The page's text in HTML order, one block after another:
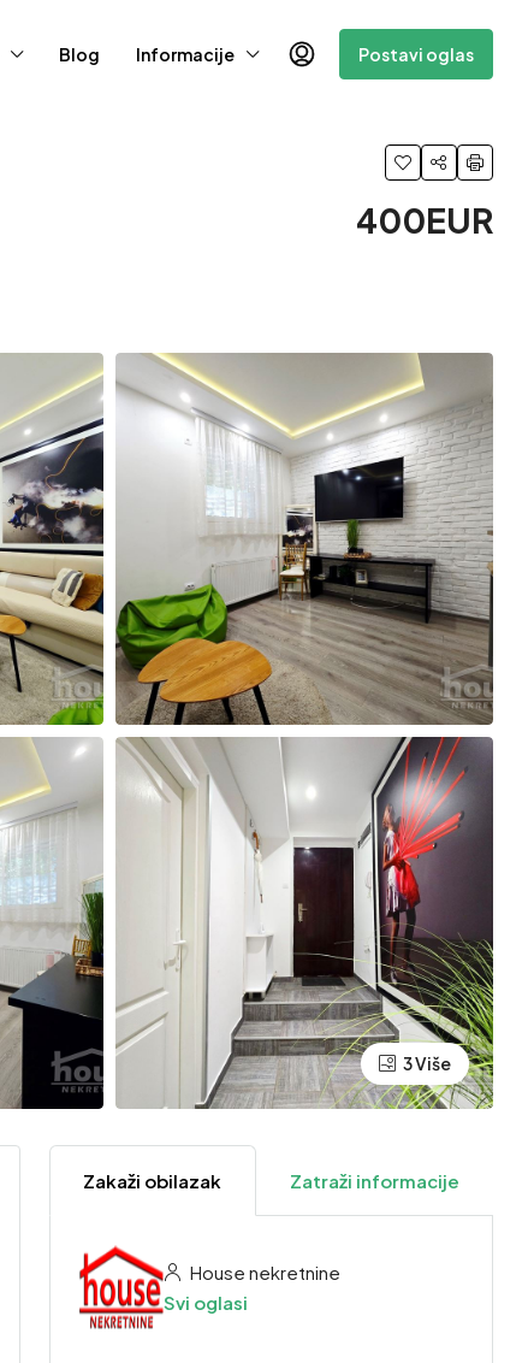
Blog Informacije Postavi oglas
400EUR
3 Više
Zakaži obilazak Zatraži informacije
House nekretnine
Svi oglasi